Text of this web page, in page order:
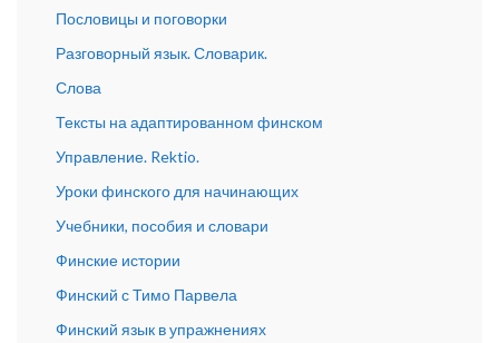
Пословицы и поговорки
Разговорный язык. Словарик.
Слова
Тексты на адаптированном финском
Управление. Rektio.
Уроки финского для начинающих
Учебники, пособия и словари
Финские истории
Финский с Тимо Парвела
Финский язык в упражнениях